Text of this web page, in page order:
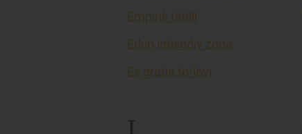
Empirik tahlil
Erkin iqtisodiy zona
Ex gratia toʻlovi
I